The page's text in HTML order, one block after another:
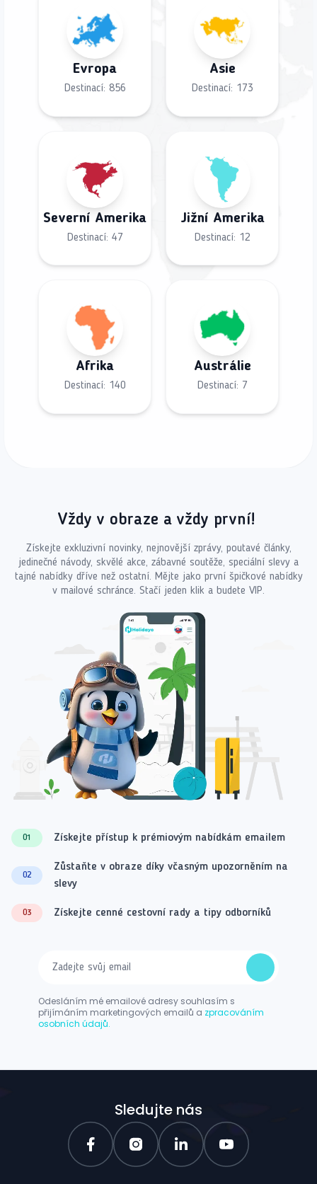
Evropa
Destinací: 856
Asie
Destinací: 173
Severní Amerika
Destinací: 47
Jižní Amerika
Destinací: 12
Afrika
Destinací: 140
Austrálie
Destinací: 7
Vždy v obraze a vždy první!
Získejte exkluzivní novinky, nejnovější zprávy, poutavé články,
jedinečné návody, skvělé akce, zábavné soutěže, speciální slevy a
tajné nabídky dříve než ostatní. Mějte jako první špičkové nabídky
v mailové schránce. Stačí jeden klik a budete VIP.
01 Získejte přístup k prémiovým nabídkám emailem
02
Zůstaňte v obraze díky včasným upozorněním na
slevy
03 Získejte cenné cestovní rady a tipy odborníků
Odesláním mé emailové adresy souhlasím s
přijímáním marketingových emailů a zpracováním
osobních údajů.
Sledujte nás